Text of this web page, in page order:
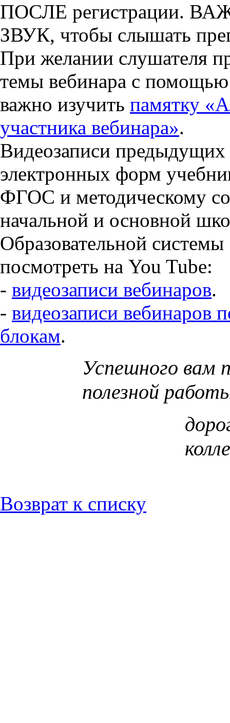
ПОСЛЕ регистрации.
ЗВУК, чтобы слышать
При желании слушателя
темы вебинара с
важно изучить памятку
участника вебинара».
Видеозаписи
электронных форм
ФГОС и методическому
начальной и основной
Образовательной
посмотреть на You Tube:
- видеозаписи вебинаров.
- видеозаписи вебинаров
блокам.
Успешного вам
полезной
Возврат к списку